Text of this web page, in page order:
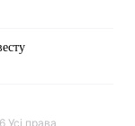
права